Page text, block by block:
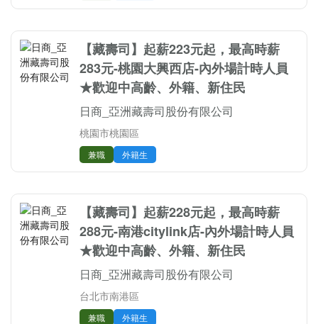
【藏壽司】起薪223元起，最高時薪
283元-桃園大興西店-內外場計時人員
★歡迎中高齡、外籍、新住民
日商_亞洲藏壽司股份有限公司
桃園市桃園區
兼職 外籍生
【藏壽司】起薪228元起，最高時薪
288元-南港citylink店-內外場計時人員
★歡迎中高齡、外籍、新住民
日商_亞洲藏壽司股份有限公司
台北市南港區
兼職 外籍生